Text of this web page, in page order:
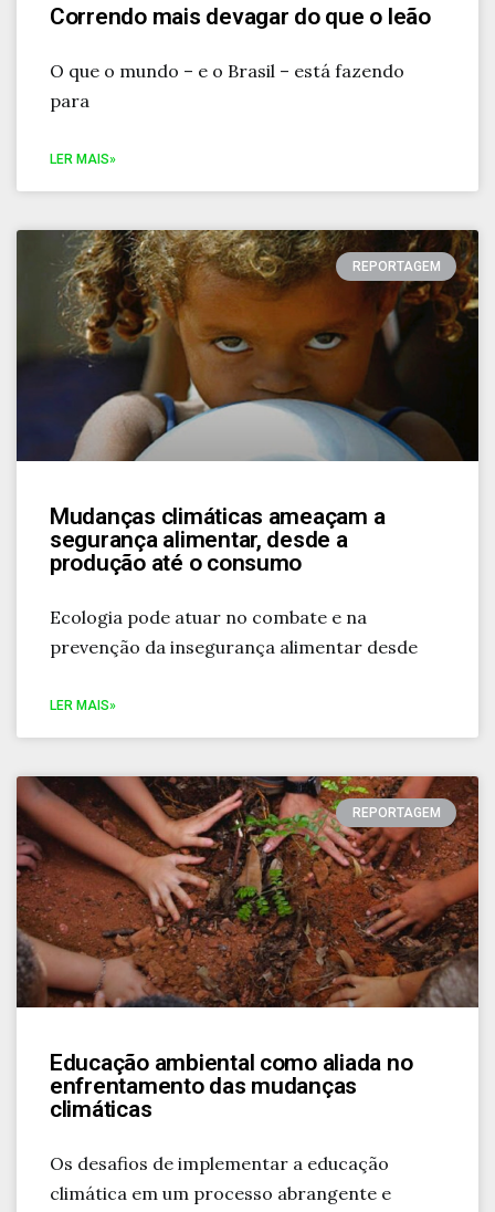
Correndo mais devagar do que o leão
O que o mundo – e o Brasil – está fazendo
para
LER MAIS»
REPORTAGEM
Mudanças climáticas ameaçam a
segurança alimentar, desde a
produção até o consumo
Ecologia pode atuar no combate e na
prevenção da insegurança alimentar desde
LER MAIS»
REPORTAGEM
Educação ambiental como aliada no
enfrentamento das mudanças
climáticas
Os desafios de implementar a educação
climática em um processo abrangente e